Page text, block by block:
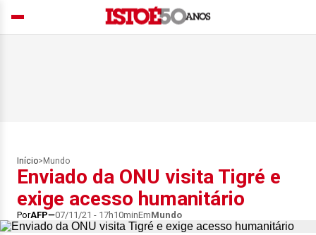
Início> Mundo
Enviado da ONU visita Tigré e
exige acesso humanitário
PorAFP 07/11/21 - 17h10minEmMundo